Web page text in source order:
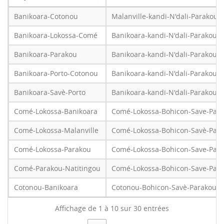
Banikoara-Cotonou
Malanville-kandi-N'dali-Parakou-
Banikoara-Lokossa-Comé
Banikoara-kandi-N'dali-Parakou-
Banikoara-Parakou
Banikoara-kandi-N'dali-Parakou
Banikoara-Porto-Cotonou
Banikoara-kandi-N'dali-Parakou-
Banikoara-Savè-Porto
Banikoara-kandi-N'dali-Parakou-
Comé-Lokossa-Banikoara
Comé-Lokossa-Bohicon-Save-
Comé-Lokossa-Malanville
Comé-Lokossa-Bohicon-Savè-
Comé-Lokossa-Parakou
Comé-Lokossa-Bohicon-Save-
Comé-Parakou-Natitingou
Comé-Lokossa-Bohicon-Save-
Cotonou-Banikoara
Cotonou-Bohicon-Savè-Parakou-
Affichage de 1 à 10 sur 30 entrées